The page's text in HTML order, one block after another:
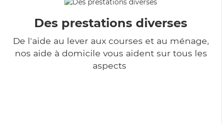
Des prestations diverses
De l'aide au lever aux courses et au ménage,
nos aide à domicile vous aident sur tous les
aspects